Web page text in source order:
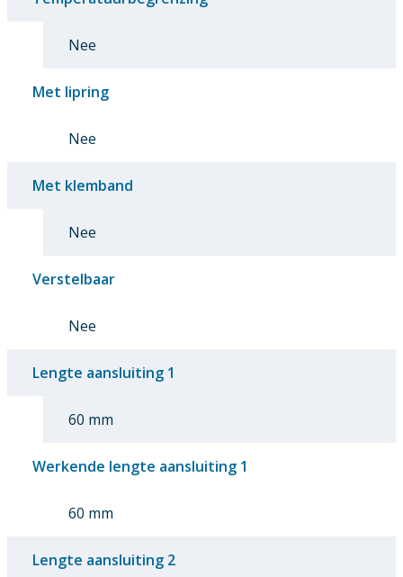
Nee
Met lipring
Nee
Met klemband
Nee
Verstelbaar
Nee
Lengte aansluiting 1
60 mm
Werkende lengte aansluiting 1
60 mm
Lengte aansluiting 2